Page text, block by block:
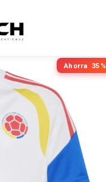
Ahorra 35%